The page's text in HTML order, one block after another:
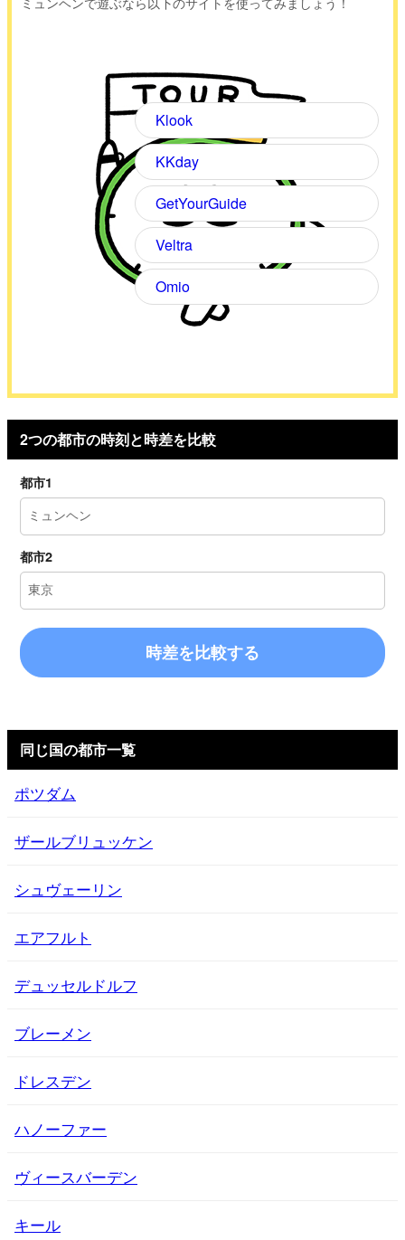
Klook
KKday
GetYourGuide
Veltra
Omio
2つの都市の時刻と時差を比較
都市1
都市2
時差を比較する
同じ国の都市一覧
ポツダム
ザールブリュッケン
シュヴェーリン
エアフルト
デュッセルドルフ
ブレーメン
ドレスデン
ハノーファー
ヴィースバーデン
キール